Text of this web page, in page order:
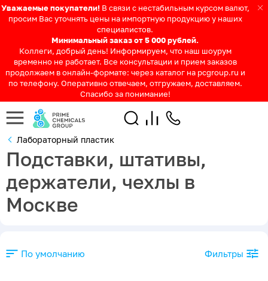
Уважаемые покупатели! В связи с нестабильным курсом валют,
просим Вас уточнять цены на импортную продукцию у наших
специалистов.
Минимальный заказ от 5 000 рублей.
Коллеги, добрый день! Информируем, что наш шоурум
временно не работает. Все консультации и прием заказов
продолжаем в онлайн-формате: через каталог на pcgroup.ru и
по телефону. Оперативно отвечаем, отгружаем, доставляем.
Спасибо за понимание!
Лабораторный пластик
Подставки, штативы,
держатели, чехлы в
Москве
По умолчанию Фильтры